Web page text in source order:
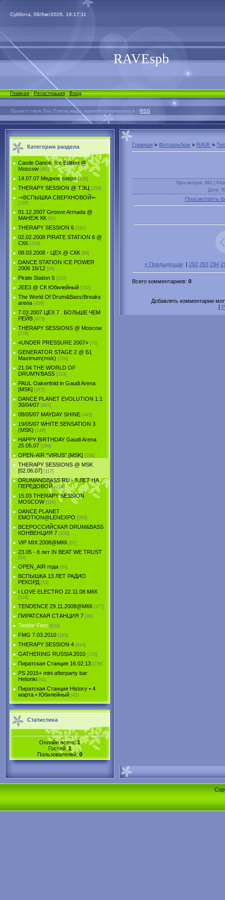
Суббота, 08/Авг/2026, 19:17:11
RAVEspb
Главная|Регистрация|Вход
Приветствую Вас Гость,надо зарегистрироваться | RSS
Категории раздела
Castle Dance. Ice Еdition @
Moscow [463]
14.07.07 Медное озеро [126]
THERAPY SESSION @ ТЭЦ [250]
-=ВСПЫШКА СВЕРХНОВОЙ=-
[128]
01.12.2007 Groove Armada @
МАНЕЖ КК [82]
THERAPY SESSION 6 [181]
02.02.2008 PIRATE STATION 6 @
СКК [234]
08.03.2008 - ЦЕХ @ СКК [88]
DANCE STATION ICE POWER
2006 16/12 [94]
Pirate Station 5 [262]
JEE3 @ СК Юбилейный [162]
The World Of Drum&Bass/Breaks
arena [409]
7.03.2007 ЦЕХ 7 . БОЛЬШЕ ЧЕМ
РЕЙВ [473]
THERAPY SESSIONS @ Moscow
[176]
«UNDER PRESSURE 2007» [70]
GENERATOR STAGE 2 @ Б1
Maximum(msk) [216]
21.04 THE WORLD OF
DRUM'N'BASS [213]
PAUL Oakenfold in Gaudi Arena
[MSK] [247]
DANCE PLANET EVOLUTION 1.1
30/04/07 [987]
08/05/07 MAYDAY SHINE [445]
19/05/07 WHITE SENSATION 3
(MSK) [148]
HAPPY BIRTHDAY Gaudi Arena
25.05.07 [299]
OPEN-AIR “VIRUS” [MSK] [168]
THERAPY SESSIONS @ MSK
[02.06.07] [117]
DRUMANDBASS.RU - 5 ЛЕТ НА
ПЕРЕДОВОЙ [274]
15.03 THERAPY SESSION
MOSCOW [116]
DANCE PLANET
EMOTION@LENEXPO [350]
ВСЕРОССИЙСКАЯ DRUM&BASS
КОНВЕНЦИЯ 7 [159]
VIP MIX 2008@МКК [97]
23.05 - 8 лет IN BEAT WE TRUST
[53]
OPEN_AIR года [84]
ВСПЫШКА 13 ЛЕТ РАДИО
РЕКОРД [53]
I LOVE ELECTRO 22.11.08 МКК
[103]
TENDЕNCE 29.11.2008@МКК [477]
ПИРАТСКАЯ СТАНЦИЯ 7 [46]
Teodor Fest [624]
FMG 7.03.2010 [185]
THERAPY SESSION 4 [414]
GATHERING RUSSIA 2010 [176]
Пиратская Станция 16.02.13 [138]
PS 2015+ mini afterparty bar
Helsinki [61]
Пиратская Станция History • 4
марта • Юбилейный [42]
Статистика
Онлайн всего: 1
Гостей:1
Пользователей:0
Главная » Фотоальбом » RAVE »
Просмотров: 841 |
Дата :
Просмотреть
« Предыдущая | 292 293 294
Всего комментариев: 0
Добавлять комментарии
[